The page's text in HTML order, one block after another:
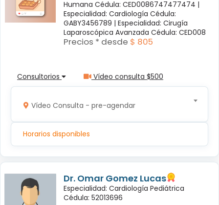
Humana Cédula: CED0086747477474 |
Especialidad: Cardiología Cédula:
GABY3456789 | Especialidad: Cirugía
Laparoscópica Avanzada Cédula: CED008
Precios * desde $ 805
Consultorios Vídeo consulta $500
Vídeo Consulta - pre-agendar
Horarios disponibles
Dr. Omar Gomez Lucas
Especialidad: Cardiología Pediátrica
Cédula: 52013696